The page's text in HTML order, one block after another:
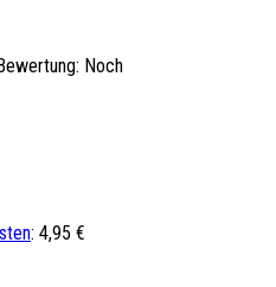
Bewertung: Noch
: 4,95 €